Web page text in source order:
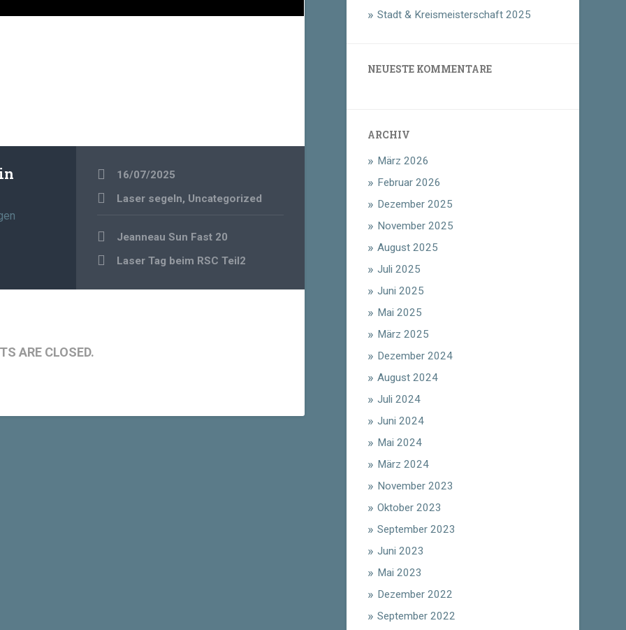
16/07/2025
Laser segeln, Uncategorized
Beitragsnavigation
Jeanneau Sun Fast 20
Laser Tag beim RSC Teil2
ARE CLOSED.
Stadt & Kreismeisterschaft 2025
NEUESTE KOMMENTARE
ARCHIV
März 2026
Februar 2026
Dezember 2025
November 2025
August 2025
Juli 2025
Juni 2025
Mai 2025
März 2025
Dezember 2024
August 2024
Juli 2024
Juni 2024
Mai 2024
März 2024
November 2023
Oktober 2023
September 2023
Juni 2023
Mai 2023
Dezember 2022
September 2022